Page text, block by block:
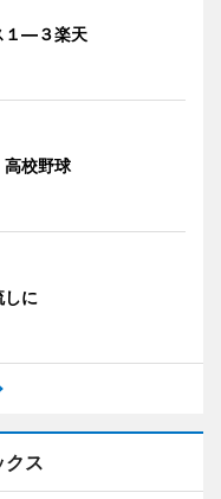
１―３楽天
校野球
しに
クス